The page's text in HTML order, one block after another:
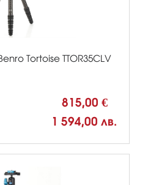
Tortoise TTOR35CLV
815,00 €
1 594,00 лв.